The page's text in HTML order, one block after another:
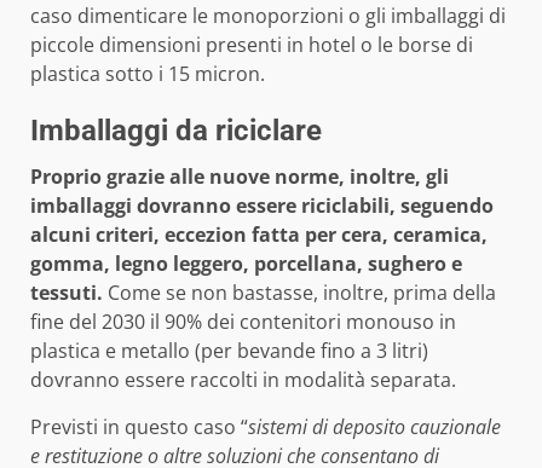
caso dimenticare le monoporzioni o gli imballaggi di
piccole dimensioni presenti in hotel o le borse di
plastica sotto i 15 micron.
Imballaggi da riciclare
Proprio grazie alle nuove norme, inoltre, gli
imballaggi dovranno essere riciclabili, seguendo
alcuni criteri, eccezion fatta per cera, ceramica,
gomma, legno leggero, porcellana, sughero e
tessuti. Come se non bastasse, inoltre, prima della
fine del 2030 il 90% dei contenitori monouso in
plastica e metallo (per bevande fino a 3 litri)
dovranno essere raccolti in modalità separata.
Previsti in questo caso “sistemi di deposito cauzionale
e restituzione o altre soluzioni che consentano di